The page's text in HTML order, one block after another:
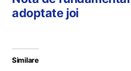
adoptate joi
Similare